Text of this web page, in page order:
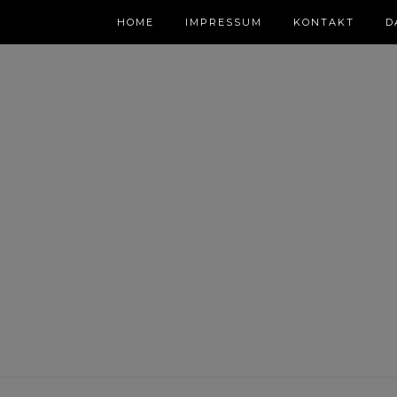
HOME IMPRESSUM KONTAKT